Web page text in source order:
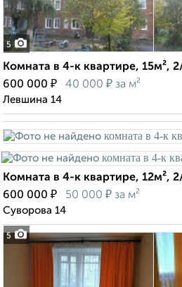
5
Комната в 4-к квартире, 15м²,
600 000 ₽ 40 000 ₽ за м²
Левшина 14
5
Комната в 4-к квартире, 12м²,
600 000 ₽ 50 000 ₽ за м²
Суворова 14